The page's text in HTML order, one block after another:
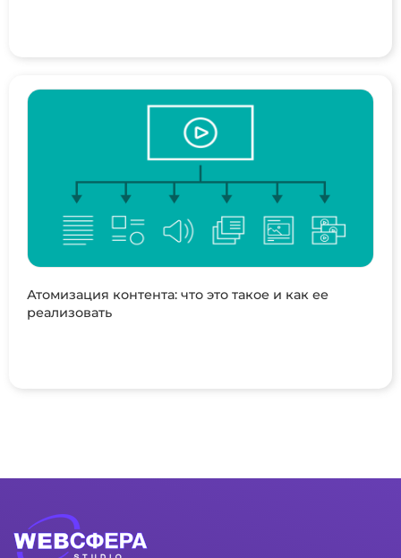
Атомизация контента: что это такое и как ее
реализовать